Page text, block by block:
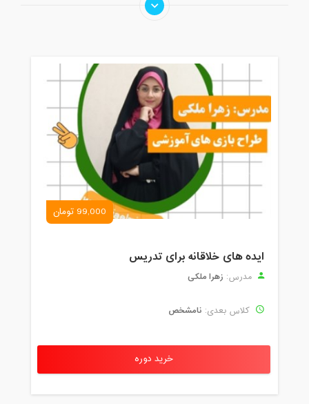
99,000 تومان
ایده های خلاقانه برای تدریس
مدرس: زهرا ملکی
کلاس بعدی: نامشخص
خرید دوره